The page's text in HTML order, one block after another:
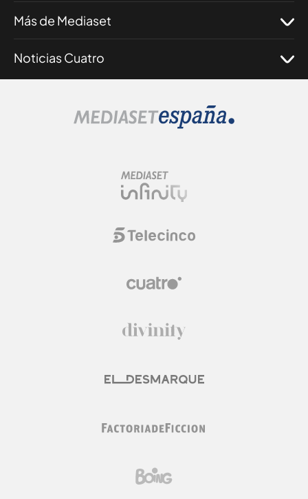
Más de Mediaset
Noticias Cuatro